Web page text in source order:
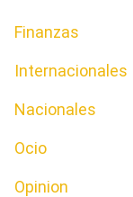
Finanzas
Internacionales
Nacionales
Ocio
Opinion